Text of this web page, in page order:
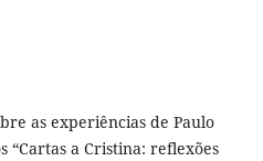
as experiências de Paulo
“Cartas a Cristina: reflexões